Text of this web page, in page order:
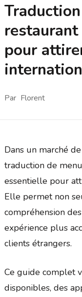
pour
Par Florent
Dans un marché
traduction de
essentielle pour
Elle permet non
compréhension
expérience plus
clients étrangers.
Ce guide complet
disponibles, des